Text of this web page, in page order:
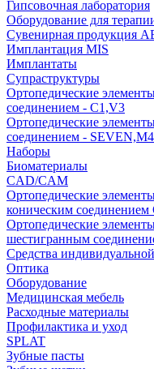
Гипсовочная лаборатория
Оборудование для
Сувенирная продукция
Имплантация MIS
Имплантаты
Супраструктуры
Ортопедические
соединением - C1,V3
Ортопедические
соединением - SEVEN,M4
Наборы
Биоматериалы
CAD/CAM
Ортопедические
коническим соединением
Ортопедические
шестигранным
Средства
Оптика
Оборудование
Медицинская мебель
Расходные материалы
Профилактика и уход
SPLAT
Зубные пасты